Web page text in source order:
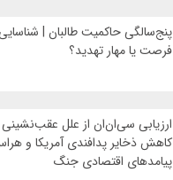
پنج‌سالگی حاکمیت طالبان |
فرصت‌ یا مهار تهدید؟
ارزیابی سی‌ان‌ان از علل
کاهش ذخایر پدافندی آمریکا و
پیامدهای اقتصادی جنگ